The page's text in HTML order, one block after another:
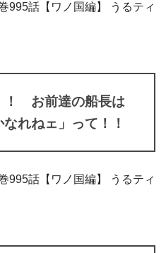
995話【ワノ国編】 うるティ
！ お前達の船長は
なれねェ」って！！
995話【ワノ国編】 うるティ